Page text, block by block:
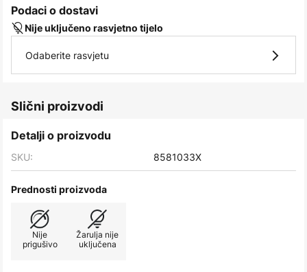
Podaci o dostavi
Nije uključeno rasvjetno tijelo
Odaberite rasvjetu
Slični proizvodi
Detalji o proizvodu
SKU: 8581033X
Prednosti proizvoda
Nije
prigušivo
Žarulja nije
uključena